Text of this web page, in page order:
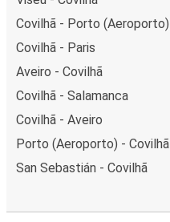
Covilhã - Porto (Aeroporto)
Covilhã - Paris
Aveiro - Covilhã
Covilhã - Salamanca
Covilhã - Aveiro
Porto (Aeroporto) - Covilhã
San Sebastián - Covilhã